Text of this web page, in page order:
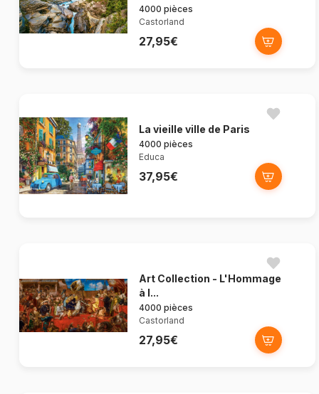
4000 pièces
Castorland
27,95€
La vieille ville de Paris
4000 pièces
Educa
37,95€
Art Collection - L'Hommage
à l...
4000 pièces
Castorland
27,95€